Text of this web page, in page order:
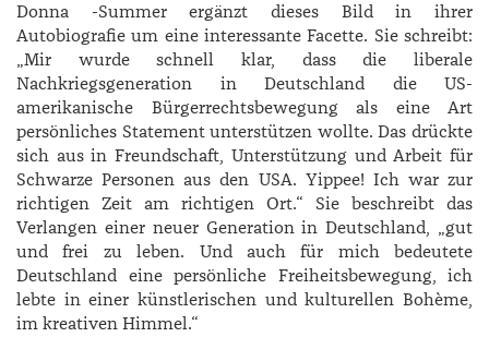
Donna -Summer ergänzt dieses Bild in ihrer
Autobiografie um eine interessante Facette. Sie schreibt:
„Mir wurde schnell klar, dass die liberale
Nachkriegsgeneration in Deutschland die US-
amerikanische Bürgerrechtsbewegung als eine Art
persönliches Statement unterstützen wollte. Das drückte
sich aus in Freundschaft, Unterstützung und Arbeit für
Schwarze Personen aus den USA. Yippee! Ich war zur
richtigen Zeit am richtigen Ort.“ Sie beschreibt das
Verlangen einer neuer Generation in Deutschland, „gut
und frei zu leben. Und auch für mich bedeutete
Deutschland eine persönliche Freiheitsbewegung, ich
lebte in einer künstlerischen und kulturellen Bohème,
im kreativen Himmel.“